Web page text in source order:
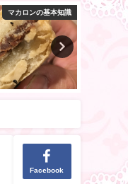
マカロンの基本知識
Facebook